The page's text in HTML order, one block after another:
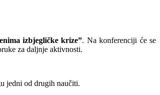
izbjegličke krize”. Na konferenciji će se
za daljnje aktivnosti.
jedni od drugih naučiti.